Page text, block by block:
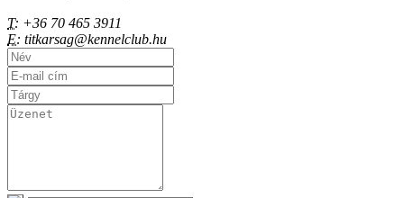
T: +36 70 465 3911
E: titkarsag@kennelclub.hu